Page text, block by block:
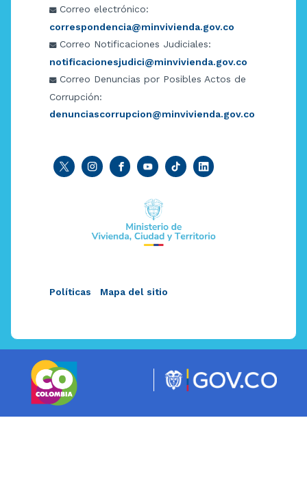
Correo electrónico:
correspondencia@minvivienda.gov.co
Correo Notificaciones Judiciales:
notificacionesjudici@minvivienda.gov.co
Correo Denuncias por Posibles Actos de
Corrupción:
denunciascorrupcion@minvivienda.gov.co
Políticas Mapa del sitio